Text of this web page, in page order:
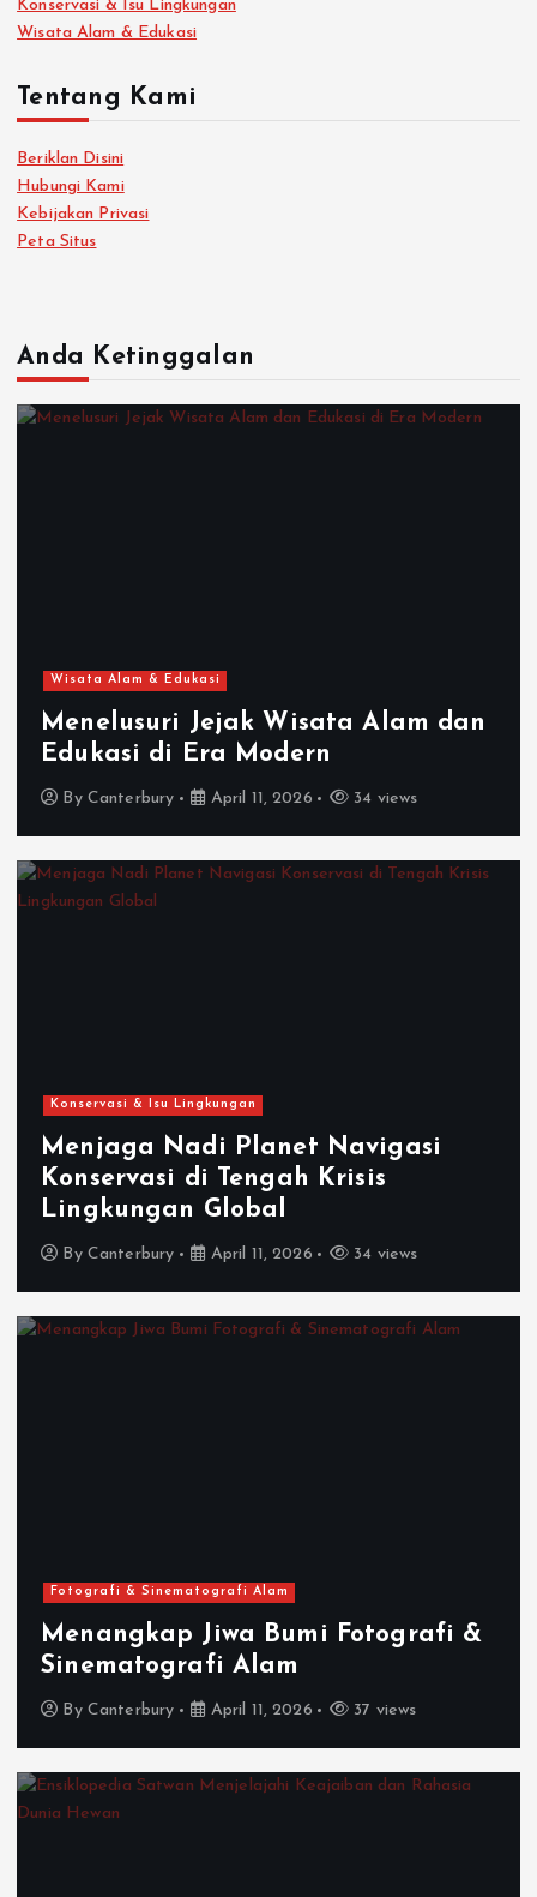
Konservasi & Isu Lingkungan
Wisata Alam & Edukasi
Tentang Kami
Beriklan Disini
Hubungi Kami
Kebijakan Privasi
Peta Situs
Anda Ketinggalan
Wisata Alam & Edukasi
Menelusuri Jejak Wisata Alam dan
Edukasi di Era Modern
By Canterbury April 11, 2026 34 views
Konservasi & Isu Lingkungan
Menjaga Nadi Planet Navigasi
Konservasi di Tengah Krisis
Lingkungan Global
By Canterbury April 11, 2026 34 views
Fotografi & Sinematografi Alam
Menangkap Jiwa Bumi Fotografi &
Sinematografi Alam
By Canterbury April 11, 2026 37 views